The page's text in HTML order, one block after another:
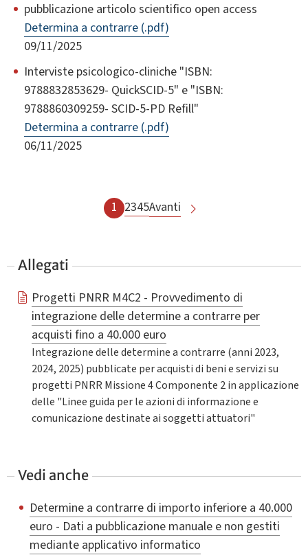
pubblicazione articolo scientifico open access
Determina a contrarre (.pdf)
09/11/2025
Interviste psicologico-cliniche "ISBN:
9788832853629- QuickSCID-5" e "ISBN:
9788860309259- SCID-5-PD Refill"
Determina a contrarre (.pdf)
06/11/2025
1 2345Avanti
Allegati
Progetti PNRR M4C2 - Provvedimento di
integrazione delle determine a contrarre per
acquisti fino a 40.000 euro
Integrazione delle determine a contrarre (anni 2023,
2024, 2025) pubblicate per acquisti di beni e servizi su
progetti PNRR Missione 4 Componente 2 in applicazione
delle "Linee guida per le azioni di informazione e
comunicazione destinate ai soggetti attuatori"
Vedi anche
Determine a contrarre di importo inferiore a 40.000
euro - Dati a pubblicazione manuale e non gestiti
mediante applicativo informatico